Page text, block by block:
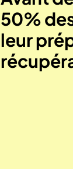
50%
leur